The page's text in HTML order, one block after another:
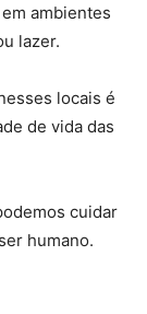
ambientes
lazer.
locais é
de vida das
cuidar
humano.